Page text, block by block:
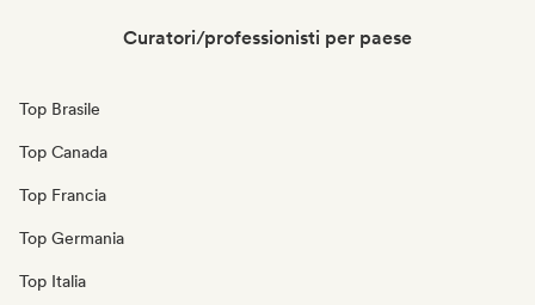
Curatori/professionisti per paese
Top Brasile
Top Canada
Top Francia
Top Germania
Top Italia